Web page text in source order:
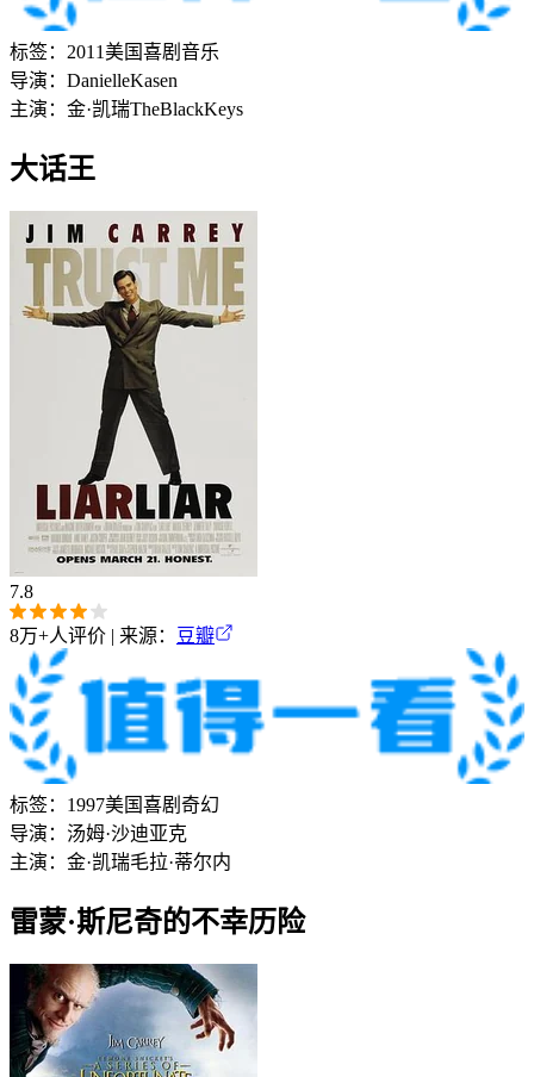
标签： 2011美国喜剧 音乐
导演： DanielleKasen
主演： 金·凯瑞TheBlackKeys
大话王
7.8
8万+人评价 | 来源： 豆瓣
标签： 1997美国喜剧 奇幻
导演： 汤姆·沙迪亚克
主演： 金·凯瑞毛拉·蒂尔内
雷蒙·斯尼奇的不幸历险